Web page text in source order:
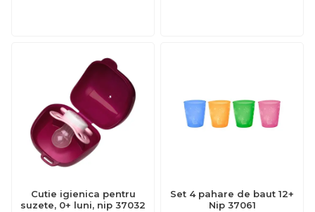
Cutie igienica pentru
suzete, 0+ luni, nip 37032
Set 4 pahare de baut 12+
Nip 37061